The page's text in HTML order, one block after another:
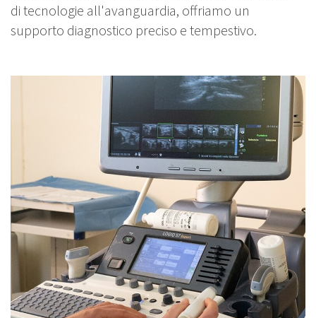
di tecnologie all'avanguardia, offriamo un
supporto diagnostico preciso e tempestivo.